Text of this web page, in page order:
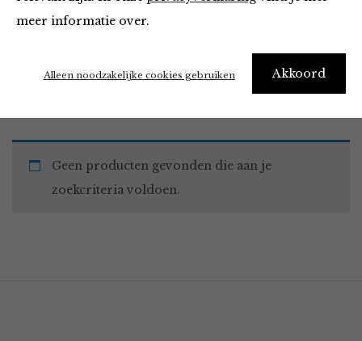
meer informatie over.
Akkoord
Alleen noodzakelijke cookies gebruiken
Home Winkel Accessoires Must Haves
Geen producten gevonden die aan je
zoekcriteria voldoen.